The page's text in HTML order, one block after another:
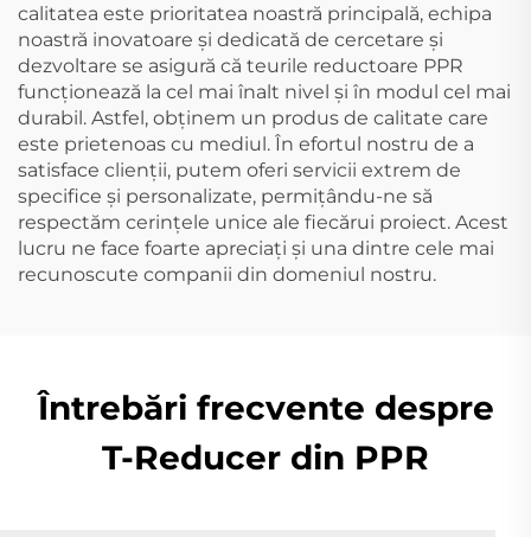
calitatea este prioritatea noastră principală, echipa
noastră inovatoare și dedicată de cercetare și
dezvoltare se asigură că teurile reductoare PPR
funcționează la cel mai înalt nivel și în modul cel mai
durabil. Astfel, obținem un produs de calitate care
este prietenoas cu mediul. În efortul nostru de a
satisface clienții, putem oferi servicii extrem de
specifice și personalizate, permițându-ne să
respectăm cerințele unice ale fiecărui proiect. Acest
lucru ne face foarte apreciați și una dintre cele mai
recunoscute companii din domeniul nostru.
Întrebări frecvente despre
T-Reducer din PPR